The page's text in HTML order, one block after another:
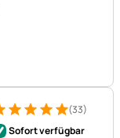
5 von 5 (33
Bewertungen (33)
Sofort verfügbar